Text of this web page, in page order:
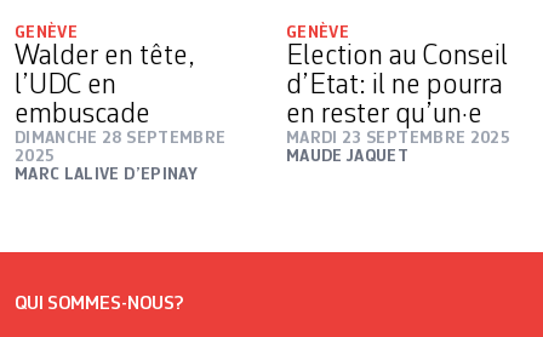
GENÈVE
Walder en tête,
l’UDC en
embuscade
DIMANCHE 28 SEPTEMBRE
2025
MARC LALIVE D’EPINAY
GENÈVE
Election au Conseil
d’Etat: il ne pourra
en rester qu’un·e
MARDI 23 SEPTEMBRE 2025
MAUDE JAQUET
QUI SOMMES-NOUS?